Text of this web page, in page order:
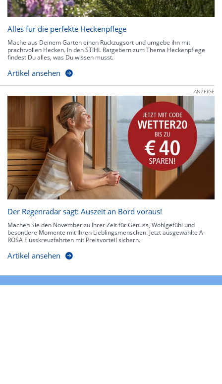
Alles für die perfekte Heckenpflege
Mache aus Deinem Garten einen Rückzugsort und umgebe ihn mit
prachtvollen Hecken. In den STIHL Ratgebern zum Thema Heckenpflege
findest Du alles, was Du wissen musst.
Artikel ansehen
ANZEIGE
Der Regenradar sagt: Auszeit an Bord voraus!
Machen Sie den November zu Ihrer Zeit für Genuss, Wohlgefühl und
besondere Momente mit Ihren Lieblingsmenschen. Jetzt ausgewählte A-
ROSA Flusskreuzfahrten mit Preisvorteil sichern.
Artikel ansehen